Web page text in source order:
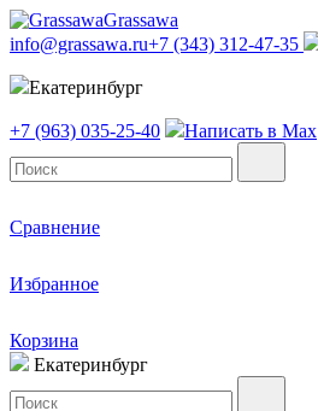
Grassawa
info@grassawa.ru+7 (343) 312-47-35
Екатеринбург
+7 (963) 035-25-40 Написать в Max
Сравнение
Избранное
Корзина
Екатеринбург